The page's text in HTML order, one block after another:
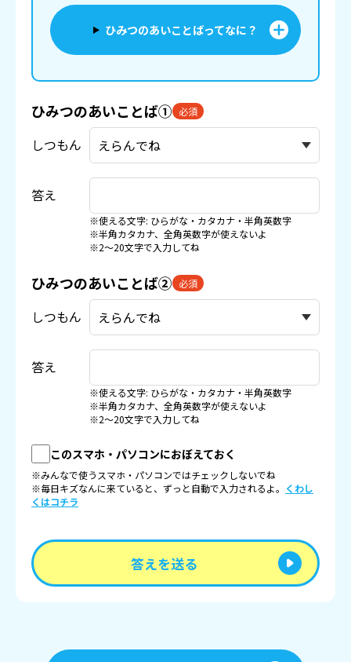
ひみつのあいことばってなに？
ひみつのあいことば① 必須
しつもん
答え
※使える文字: ひらがな・カタカナ・半角英数字
※半角カタカナ、全角英数字が使えないよ
※2〜20文字で入力してね
ひみつのあいことば② 必須
しつもん
答え
※使える文字: ひらがな・カタカナ・半角英数字
※半角カタカナ、全角英数字が使えないよ
※2〜20文字で入力してね
このスマホ・パソコンにおぼえておく
※みんなで使うスマホ・パソコンではチェックしないでね
※毎日キズなんに来ていると、ずっと自動で入力されるよ。 くわし
くはコチラ
答えを送る